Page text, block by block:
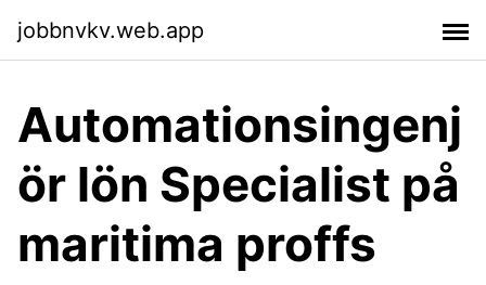
jobbnvkv.web.app
Automationsingenj
ör lön Specialist på
maritima proffs